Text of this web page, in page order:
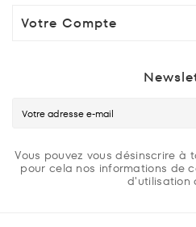
Votre Compte
Vous pouvez vous désinscrire à
pour cela nos informations de
d'utilisation